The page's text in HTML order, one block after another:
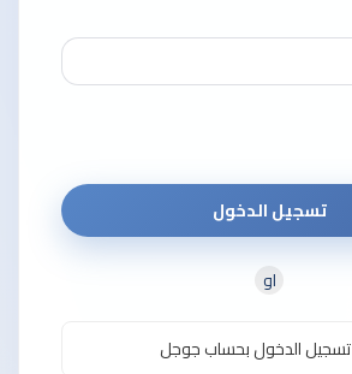
تسجيل الدخول
او
تسجيل الدخول بحساب جوجل